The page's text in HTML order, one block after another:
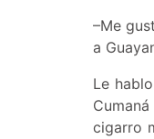
–Me
a
Le
cigarro